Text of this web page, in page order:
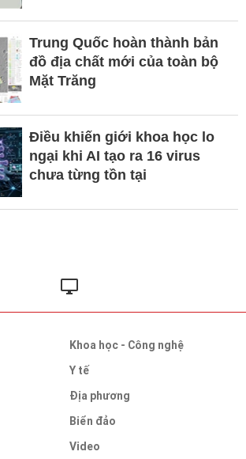
Trung Quốc hoàn thành bản
đồ địa chất mới của toàn bộ
Mặt Trăng
Điều khiến giới khoa học lo
ngại khi AI tạo ra 16 virus
chưa từng tồn tại
Khoa học - Công nghệ
Y tế
Địa phương
Biển đảo
Video